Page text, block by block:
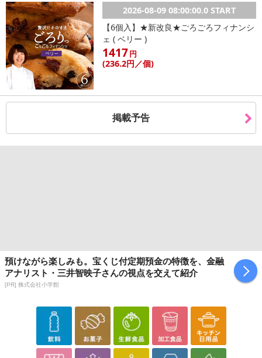
止させていただきます。
【配送伝票番号について】
※こちらの商品については商品の発送完了後、
配送伝票番号がマイページに表示されない場合もございます。予
めご了承ください。
発送日カレンダー
■その他共通および商品カテゴリー別注意事項（※必ずご確認くだ
さい）
2026-08-09 08:00:00.0 START
【6個入】★新改良★ごろごろフィナンシ
ェ ( ベリー )
1417円
(236.2円／個)
掲載予告
預けながら楽しみも。宝くじ付定期預金の特徴を、金融
アナリスト・三井智映子さんの視点を交えて紹介
[PR] 株式会社小学館